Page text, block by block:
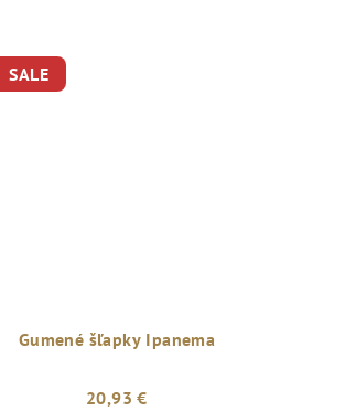
SALE
Gumené šľapky Ipanema
20,93 €